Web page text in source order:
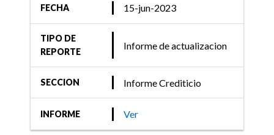
FECHA 15-jun-2023
TIPO DE
REPORTE
Informe de actualizacion
SECCION Informe Crediticio
INFORME Ver